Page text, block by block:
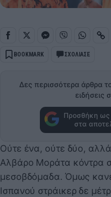
BOOKMARK ΣΧΟΛΙΑΣΕ
Δες περισσότερα άρθρα
ειδήσεις
Προσθήκη ως
στα
Ούτε ένα, ούτε δύο,
Αλβάρο Μοράτα κόντρα
μεσοβδόμαδα. Όμως
Ισπανού στράικερ δε